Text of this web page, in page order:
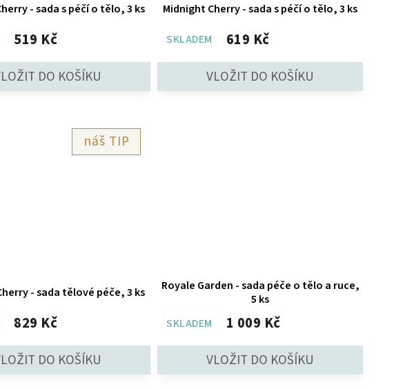
- sada s péčí o tělo, 3 ks
519 Kč
Midnight Cherry - sada s péčí o tělo, 3 ks
SKLADEM 619 Kč
TIP
- sada tělové péče, 3 ks
829 Kč
Royale Garden - sada péče o tělo a ruce,
5 ks
SKLADEM
1 009 Kč